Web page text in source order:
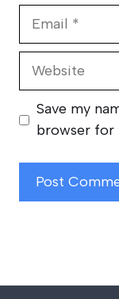
Website
Save my
browser for